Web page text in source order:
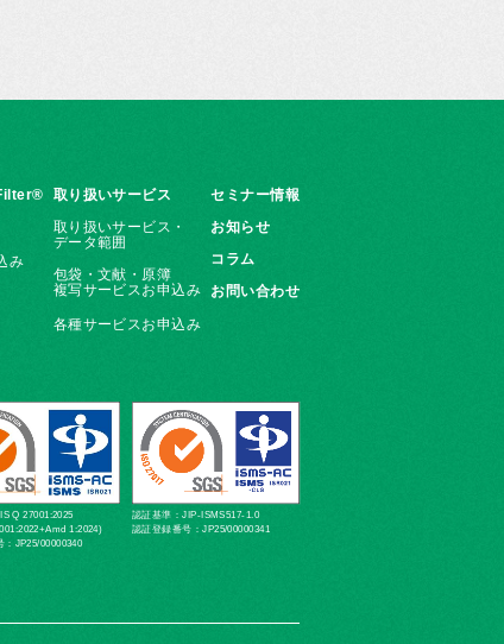
み
取り扱いサービス
取り扱いサービス・
データ範囲
包袋・文献・原簿
複写サービスお申込み
各種サービスお申込み
セミナー情報
お知らせ
コラム
お問い合わせ
Q 27001:2025
1:2024)
：JP25/00000340
認証基準：JIP-ISMS517-1.0
認証登録番号：JP25/00000341